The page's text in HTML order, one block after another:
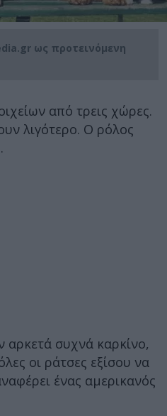
ως προτεινόμενη
από τρεις χώρες.
λιγότερο. Ο ρόλος
αρκετά συχνά καρκίνο,
οι ράτσες εξίσου να
ένας αμερικανός